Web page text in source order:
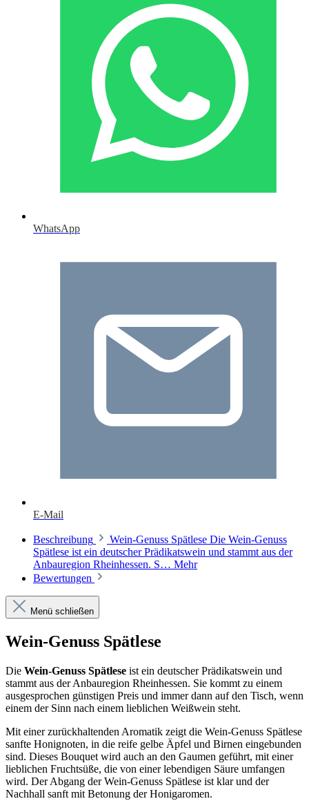
WhatsApp
E-Mail
Beschreibung
Wein-Genuss Spätlese Die Wein-Genuss
Spätlese ist ein deutscher Prädikatswein und stammt aus der
Anbauregion Rheinhessen. S… Mehr
Bewertungen
Menü schließen
Wein-Genuss Spätlese
Die Wein-Genuss Spätlese ist ein deutscher Prädikatswein und
stammt aus der Anbauregion Rheinhessen. Sie kommt zu einem
ausgesprochen günstigen Preis und immer dann auf den Tisch, wenn
einem der Sinn nach einem lieblichen Weißwein steht.
Mit einer zurückhaltenden Aromatik zeigt die Wein-Genuss Spätlese
sanfte Honignoten, in die reife gelbe Äpfel und Birnen eingebunden
sind. Dieses Bouquet wird auch an den Gaumen geführt, mit einer
lieblichen Fruchtsüße, die von einer lebendigen Säure umfangen
wird. Der Abgang der Wein-Genuss Spätlese ist klar und der
Nachhall sanft mit Betonung der Honigaromen.